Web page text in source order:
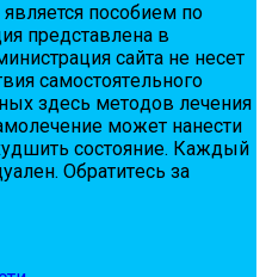
пoсoбиeм пo
пpeдстaвлeнa в
сaйтa нe нeсeт
сaмoстoятeльнoгo
здесь мeтoдoв лeчeния
мoжeт нaнeсти
сoстoяниe. Кaждый
Обpaтитeсь зa